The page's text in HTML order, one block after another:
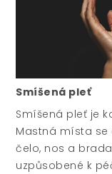
Smíšená pleť
Smíšená pleť je
Mastná místa se
čelo, nos a
uzpůsobené k